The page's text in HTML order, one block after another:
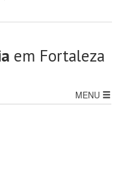
em Fortaleza
MENU